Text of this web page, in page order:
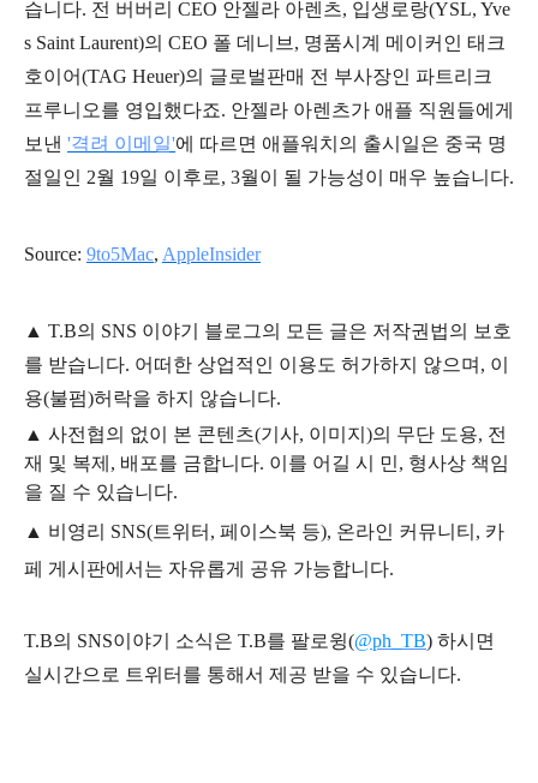
습니다. 전 버버리 CEO 안젤라 아렌츠, 입생로랑(YSL, Yve
s Saint Laurent)의 CEO 폴 데니브, 명품시계 메이커인 태크
호이어(TAG Heuer)의 글로벌판매 전 부사장인 파트리크
프루니오를 영입했다죠. 안젤라 아렌츠가 애플 직원들에게
보낸 '격려 이메일'에 따르면 애플워치의 출시일은 중국 명
절일인 2월 19일 이후로, 3월이 될 가능성이 매우 높습니다.
Source: 9to5Mac, AppleInsider
▲ T.B의 SNS 이야기 블로그의 모든 글은 저작권법의 보호
를 받습니다. 어떠한 상업적인 이용도 허가하지 않으며, 이
용(불펌)허락을 하지 않습니다.
▲ 사전협의 없이 본 콘텐츠(기사, 이미지)의 무단 도용, 전
재 및 복제, 배포를 금합니다. 이를 어길 시 민, 형사상 책임
을 질 수 있습니다.
▲ 비영리 SNS(트위터, 페이스북 등), 온라인 커뮤니티, 카
페 게시판에서는 자유롭게 공유 가능합니다.
T.B의 SNS이야기 소식은 T.B를 팔로윙(@ph_TB) 하시면
실시간으로 트위터를 통해서 제공 받을 수 있습니다.